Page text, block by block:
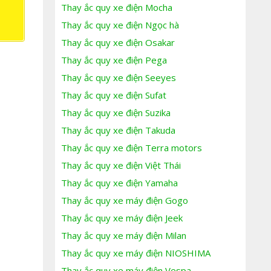
Thay ắc quy xe điện Mocha
Thay ắc quy xe điện Ngọc hà
Thay ắc quy xe điện Osakar
Thay ắc quy xe điện Pega
Thay ắc quy xe điện Seeyes
Thay ắc quy xe điện Sufat
Thay ắc quy xe điện Suzika
Thay ắc quy xe điện Takuda
Thay ắc quy xe điện Terra motors
Thay ắc quy xe điện Việt Thái
Thay ắc quy xe điện Yamaha
Thay ắc quy xe máy điện Gogo
Thay ắc quy xe máy điện Jeek
Thay ắc quy xe máy điện Milan
Thay ắc quy xe máy điện NIOSHIMA